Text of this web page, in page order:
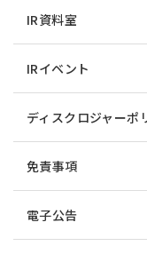
IR資料室
IRイベント
ディスクロジャーポ
免責事項
電子公告